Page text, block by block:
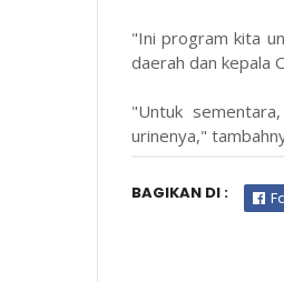
"Ini program kita
daerah dan kepala
"Untuk
urinenya,"
BAGIKAN DI :